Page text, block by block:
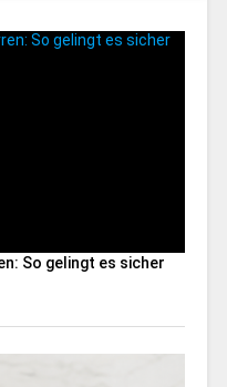
So gelingt es sicher